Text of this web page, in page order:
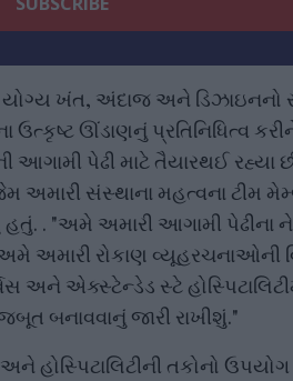
યોગ્ય ખંત, અંદાજ અને ડિઝાઇનનો
ઉત્કૃષ્ટ ઊંડાણનું પ્રતિનિધિત્વ
આગામી પેઢી માટે તૈયારથઈ રહ્યા
અમારી સંસ્થાના મહત્વના ટીમ
. "અમે અમારી આગામી પેઢીના
અમારી રોકાણ વ્યૂહરચનાઓની
અને એક્સ્ટેન્ડેડ સ્ટે
બનાવવાનું જારી રાખીશું."
હોસ્પિટાલિટીની તકોનો